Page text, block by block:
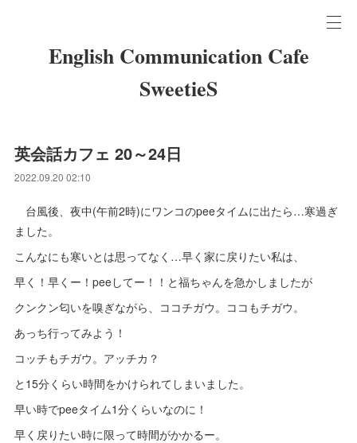
English Communication Cafe
SweetieS
英会話カフェ 20～24日
2022.09.20 02:10
台風後、夜中(午前2時)にワンコのpeeタイムに出たら…寒過ぎ
ました。
こんなにも寒いとは思ってなく…早く家に戻りたい私は、
早く！早くー！peeしてー！！と福ちゃんを急かしましたが
クンクン匂いを嗅ぎながら、ココチガウ。ココもチガウ。
あっち行ってみよう！
コッチもチガウ。アッチカ？
と15分くらい時間をかけられてしまいました。
早い時でpeeタイム1分くらいなのに！
早く戻りたい時に限って時間がかかるー。